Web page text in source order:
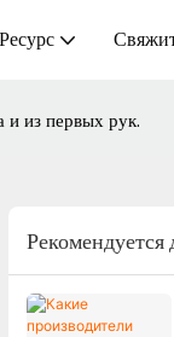
Ресурс
и из первых рук.
Рекомендуется